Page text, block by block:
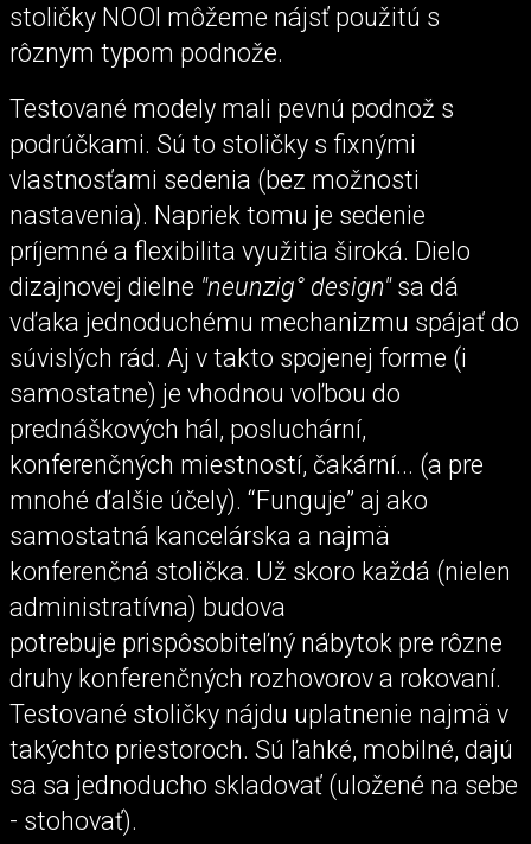
stoličky NOOI môžeme nájsť použitú s
rôznym typom podnože.
Testované modely mali pevnú podnož s
podrúčkami. Sú to stoličky s fixnými
vlastnosťami sedenia (bez možnosti
nastavenia). Napriek tomu je sedenie
príjemné a flexibilita využitia široká. Dielo
dizajnovej dielne "neunzig° design"sa dá
vďaka jednoduchému mechanizmu spájať do
súvislých rád. Aj v takto spojenej forme (i
samostatne) je vhodnou voľbou do
prednáškových hál, posluchární,
konferenčných miestností, čakární... (a pre
mnohé ďalšie účely). “Funguje” aj ako
samostatná kancelárska a najmä
konferenčná stolička. Už skoro každá (nielen
administratívna) budova
potrebuje prispôsobiteľný nábytok pre rôzne
druhy konferenčných rozhovorov a rokovaní.
Testované stoličky nájdu uplatnenie najmä v
takýchto priestoroch. Sú ľahké, mobilné, dajú
sa sa jednoducho skladovať (uložené na sebe
- stohovať).